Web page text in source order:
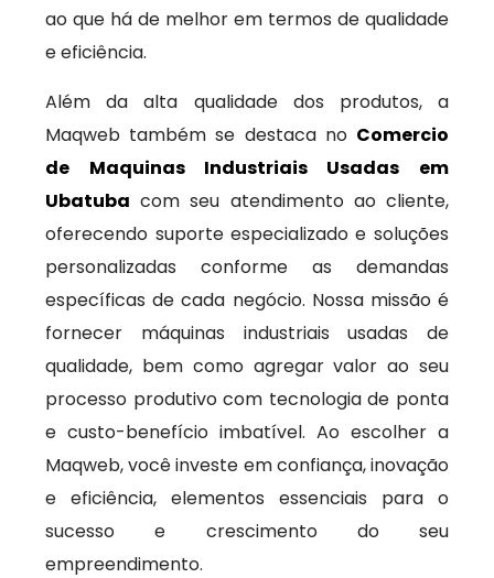
ao que há de melhor em termos de qualidade
e eficiência.
Além da alta qualidade dos produtos, a
Maqweb também se destaca no Comercio
de Maquinas Industriais Usadas em
Ubatuba com seu atendimento ao cliente,
oferecendo suporte especializado e soluções
personalizadas conforme as demandas
específicas de cada negócio. Nossa missão é
fornecer máquinas industriais usadas de
qualidade, bem como agregar valor ao seu
processo produtivo com tecnologia de ponta
e custo-benefício imbatível. Ao escolher a
Maqweb, você investe em confiança, inovação
e eficiência, elementos essenciais para o
sucesso e crescimento do seu
empreendimento.